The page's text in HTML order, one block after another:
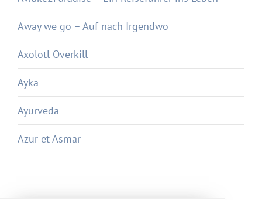
Away we go – Auf nach Irgendwo
Axolotl Overkill
Ayka
Ayurveda
Azur et Asmar